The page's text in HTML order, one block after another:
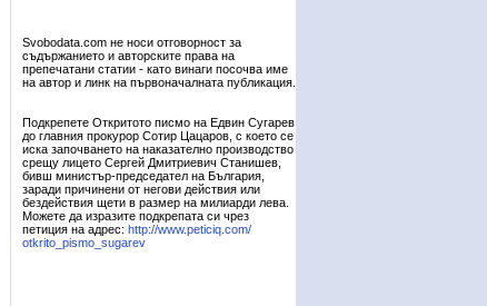
Svobodata.com не носи отговорност за
съдържанието и авторските права на
препечатани статии - като винаги посочва име
на автор и линк на първоначалната публикация.
Подкрепете Откритото писмо на Едвин Сугарев
до главния прокурор Сотир Цацаров, с което се
иска започването на наказателно производство
срещу лицето Сергей Дмитриевич Станишев,
бивш министър-председател на България,
заради причинени от негови действия или
бездействия щети в размер на милиарди лева.
Можете да изразите подкрепата си чрез
петиция на адрес: http://www.peticiq.com/
otkrito_pismo_sugarev